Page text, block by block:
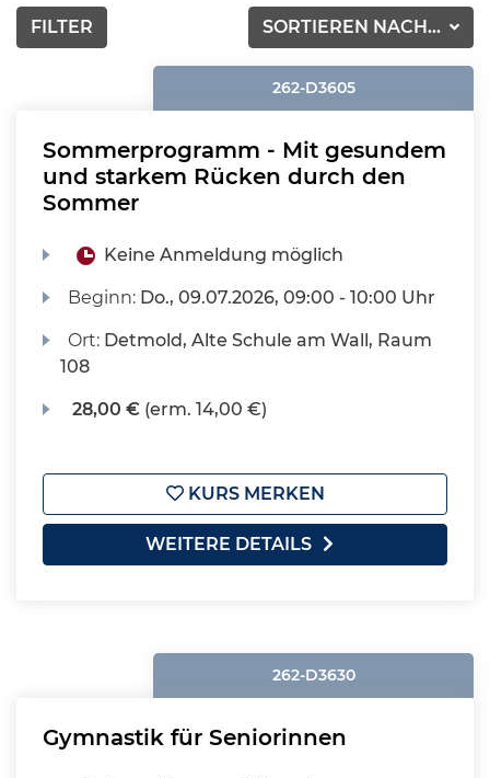
SORTIEREN NACH...
FILTER
262-D3605
Sommerprogramm - Mit gesundem
und starkem Rücken durch den
Sommer
Keine Anmeldung möglich
Beginn: Do., 09.07.2026, 09:00 - 10:00 Uhr
Ort: Detmold, Alte Schule am Wall, Raum
108
28,00 € (erm. 14,00 €)
KURS MERKEN
WEITERE DETAILS
262-D3630
Gymnastik für Seniorinnen